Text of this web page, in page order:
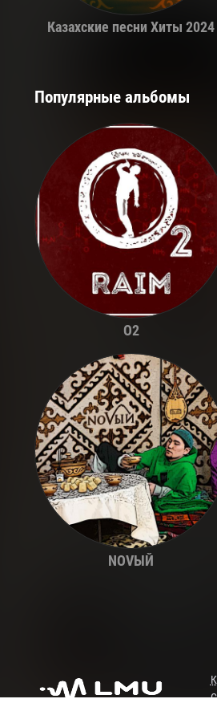
Казахские песни Хиты 2024
Популярные альбомы
O2
NOVЫЙ